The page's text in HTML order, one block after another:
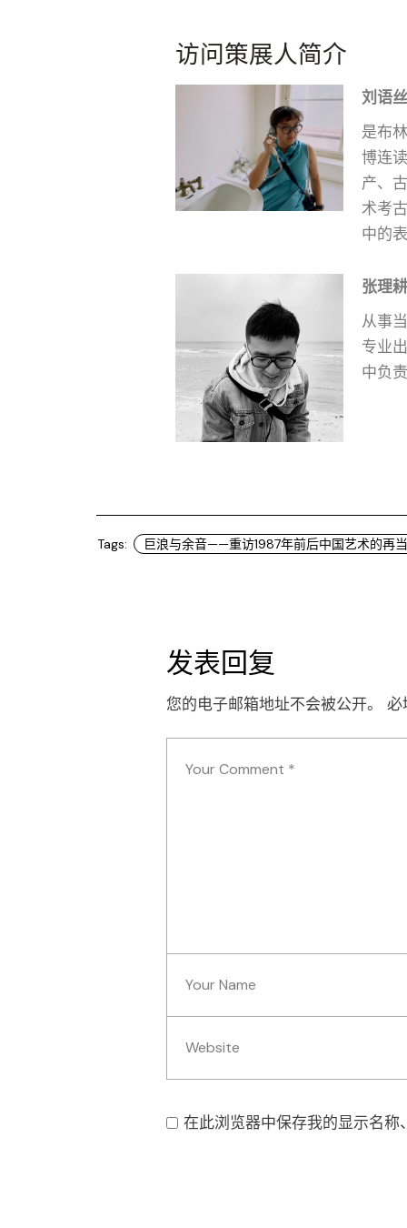
访问策展人简介
刘语丝
是布
博连
产、
术考
中的
张理耕
从事
专业
中负
Tags: 巨浪与余音——重访1987年前后中国艺术的再
发表回复
您的电子邮箱地址不会被公开。 必
在此浏览器中保存我的显示名